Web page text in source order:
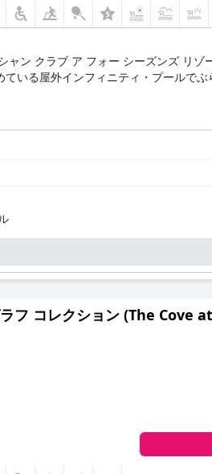
ン クラブ ア フォー シーズンズ リゾ
いる屋外インフィニティ・プールで
フ コレクション (The Cove